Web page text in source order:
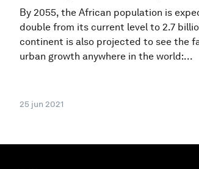
By 2055, the African population is
double from its current level to 2.7
continent is also projected to see the
urban growth anywhere in the world:...
25 jun 2021